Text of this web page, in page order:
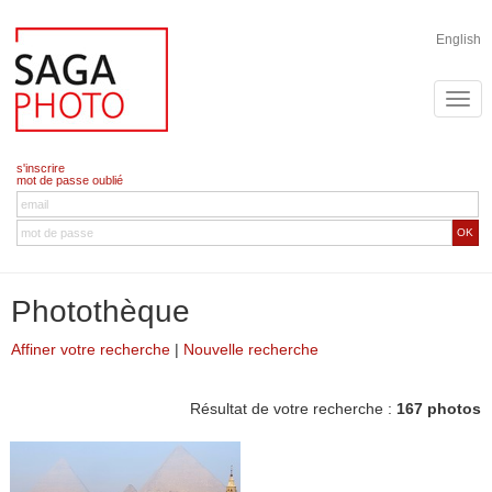
English
s'inscrire
mot de passe oublié
OK
Photothèque
Affiner votre recherche | Nouvelle recherche
Résultat de votre recherche : 167 photos